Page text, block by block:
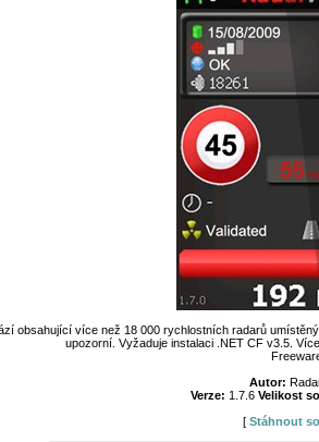
obsahující více než 18 000 rychlostních radarů
upozorní. Vyžaduje instalaci .NET CF v3.5.
Autor:
Verze: 1.7.6 Velikost
[ Stáhnout